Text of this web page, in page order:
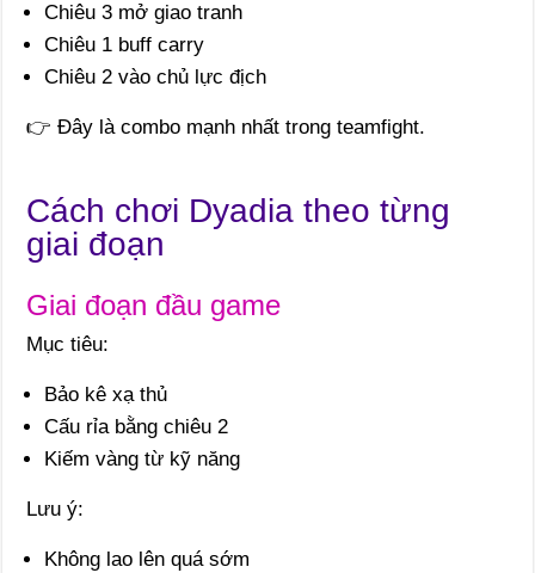
Chiêu 3 mở giao tranh
Chiêu 1 buff carry
Chiêu 2 vào chủ lực địch
👉 Đây là combo mạnh nhất trong teamfight.
Cách chơi Dyadia theo từng
giai đoạn
Giai đoạn đầu game
Mục tiêu:
Bảo kê xạ thủ
Cấu rỉa bằng chiêu 2
Kiếm vàng từ kỹ năng
Lưu ý:
Không lao lên quá sớm